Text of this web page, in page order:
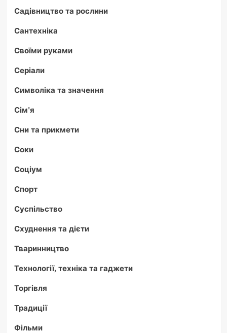
Садівництво та рослини
Сантехніка
Своїми руками
Серіали
Символіка та значення
Сім'я
Сни та прикмети
Соки
Соціум
Спорт
Суспільство
Схуднення та дієти
Тваринництво
Технології, техніка та гаджети
Торгівля
Традиції
Фільми